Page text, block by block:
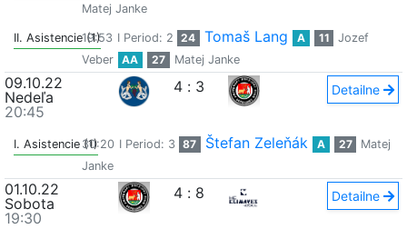
Matej Janke
II. Asistencie (1)
19:53 I Period: 2 24 Tomaš Lang A 11
Jozef
Veber
AA 27 Matej Janke
09.10.22
Nedeľa
20:45
4 : 3 Detailne
I. Asistencie (1)30:20 I Period: 3 87 Štefan Zeleňák A 27
Matej
Janke
01.10.22
Sobota
19:30
4 : 8 Detailne